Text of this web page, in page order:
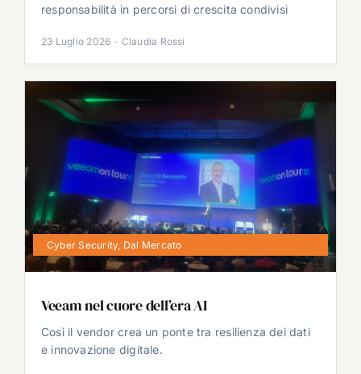
responsabilità in percorsi di crescita condivisi
23 Luglio 2026 · Claudia Rossi
Cyber Security, Dal Mercato
Veeam nel cuore dell’era AI
Così il vendor crea un ponte tra resilienza dei dati
e innovazione digitale.